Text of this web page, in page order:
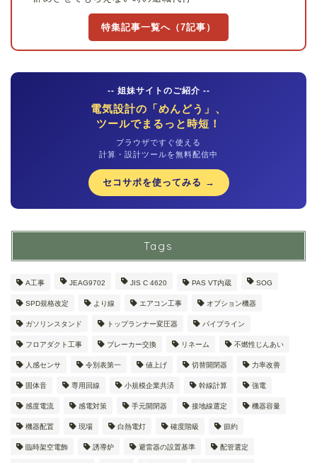
特集記事一覧へ（7記事）
-- 姐妹サイトのご紹介 --
電気設計の「めんどう」、
ツールでまるっと時短！
ブラウザですぐ使える
計算・設計ツールを無料配信中
セコサポを使ってみる →
Tags
A工事 JEAG9702 JIS C 4620 PAS VT内蔵 SOG
SPD規格改定 より線 エアコン工事 オプション機器
ガソリンスタンド トップランナー変圧器 パイプライン
フロアダクト工事 ブレーカー交換 リネーム 不燃性じんあい
人感センサ 令別表第一 値上げ 切替開閉器 力率改善
固体音 専用回線 小規模企業共済 幹線計算 強電
感度電流 感電対策 手元開閉器 接地線選定 機器容量
機器配置 現場 白熱電灯 確度階級 節約
臨時架空電飾 誘導炉 避雷器の設置基準 配管選定